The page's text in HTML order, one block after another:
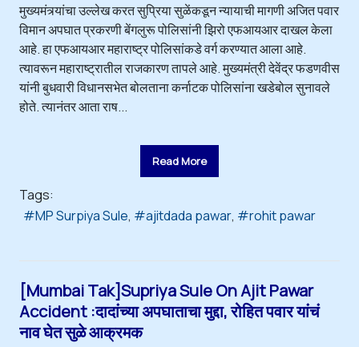
मुख्यमंत्र्यांचा उल्लेख करत सुप्रिया सुळेंकडून न्यायाची मागणी अजित पवार
विमान अपघात प्रकरणी बेंगलुरू पोलिसांनी झिरो एफआयआर दाखल केला
आहे. हा एफआयआर महाराष्ट्र पोलिसांकडे वर्ग करण्यात आला आहे.
त्यावरून महाराष्ट्रातील राजकारण तापले आहे. मुख्यमंत्री देवेंद्र फडणवीस
यांनी बुधवारी विधानसभेत बोलताना कर्नाटक पोलिसांना खडेबोल सुनावले
होते. त्यानंतर आता राष...
Read More
Tags:
MP Surpiya Sule
ajitdada pawar rohit pawar
[Mumbai Tak]Supriya Sule On Ajit Pawar
Accident :दादांच्या अपघाताचा मुद्दा, रोहित पवार यांचं
नाव घेत सुळे आक्रमक